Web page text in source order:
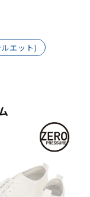
エット)